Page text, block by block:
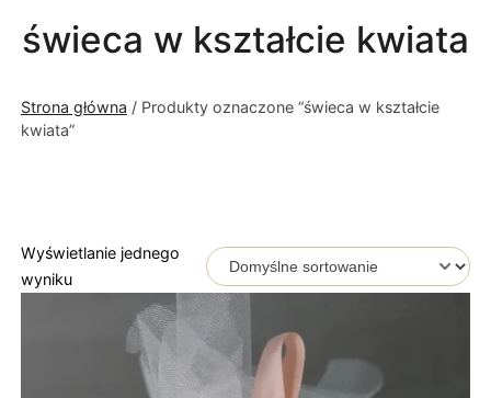
świeca w kształcie kwiata
Strona główna / Produkty oznaczone “świeca w kształcie
kwiata”
Wyświetlanie jednego
wyniku